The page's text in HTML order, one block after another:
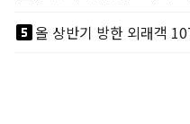
looks_5